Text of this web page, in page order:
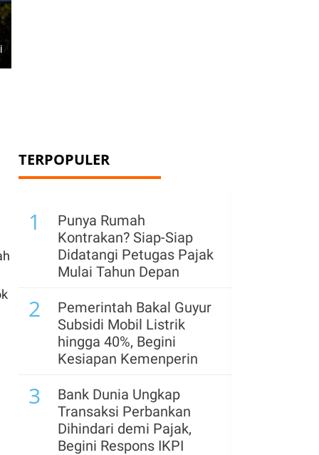
TERPOPULER
1
Punya Rumah
Kontrakan? Siap-Siap
Didatangi Petugas Pajak
Mulai Tahun Depan
2
Pemerintah Bakal Guyur
Subsidi Mobil Listrik
hingga 40%, Begini
Kesiapan Kemenperin
3
Bank Dunia Ungkap
Transaksi Perbankan
Dihindari demi Pajak,
Begini Respons IKPI